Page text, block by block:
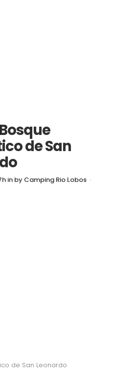
Bosque
de San
in by Camping Rio Lobos
de San Leonardo